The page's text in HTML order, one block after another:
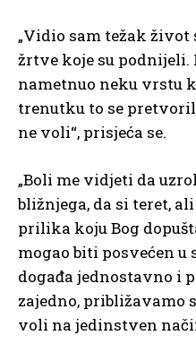
„Vidio sam težak
žrtve koje su podnijeli.
nametnuo neku vrstu
trenutku to se
ne voli“, prisjeća se.
„Boli me vidjeti da
bližnjega, da si teret,
prilika koju Bog
mogao biti posvećen u
događa jednostavno i
zajedno, približavamo
voli na jedinstven